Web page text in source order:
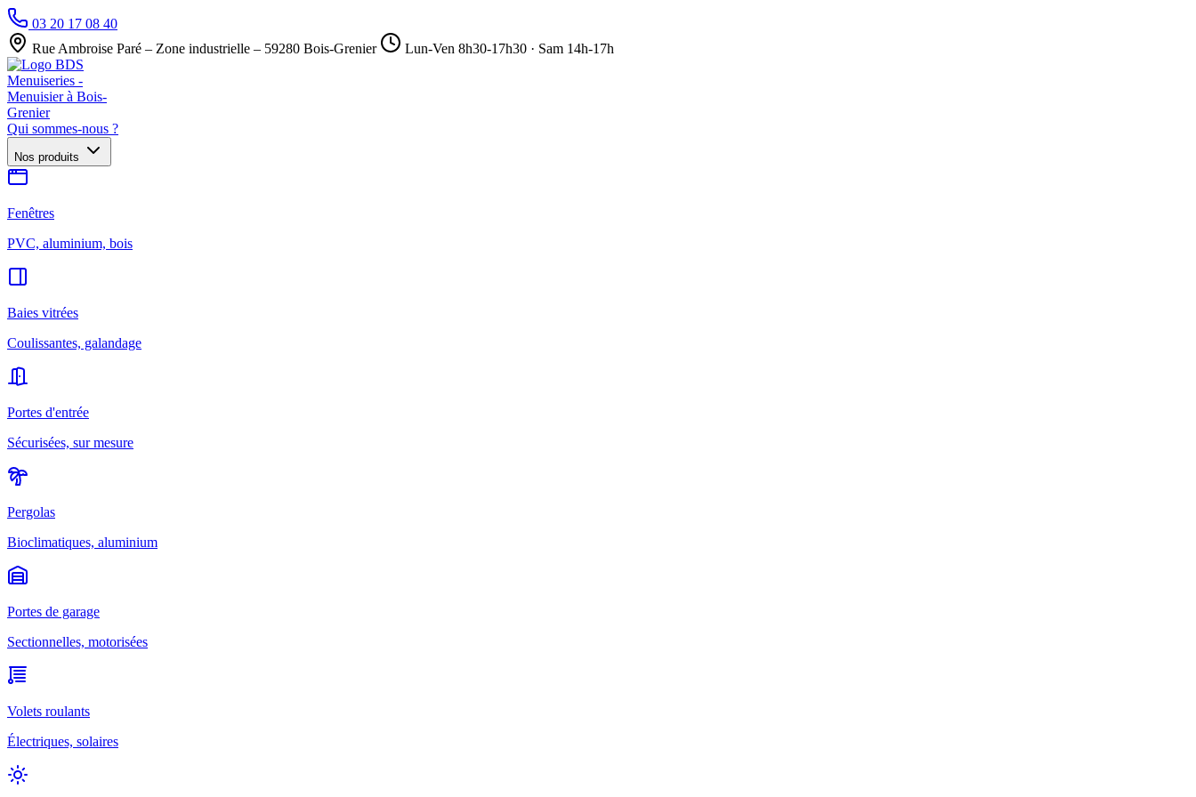
03 20 17 08 40
Rue Ambroise Paré – Zone industrielle – 59280 Bois-Grenier
Lun-Ven 8h30-17h30 · Sam 14h-17h
Qui sommes-nous ?
Nos produits
Fenêtres
PVC, aluminium, bois
Baies vitrées
Coulissantes, galandage
Portes d'entrée
Sécurisées, sur mesure
Pergolas
Bioclimatiques, aluminium
Portes de garage
Sectionnelles, motorisées
Volets roulants
Électriques, solaires